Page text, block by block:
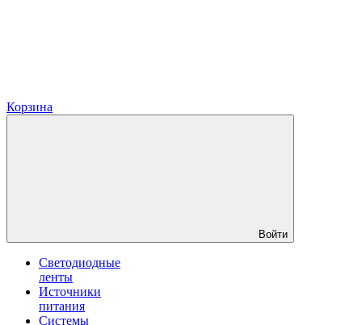
Корзина
Войти
Светодиодные
ленты
Источники
питания
Системы